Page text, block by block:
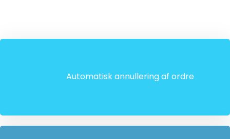
Automatisk annullering af ordre